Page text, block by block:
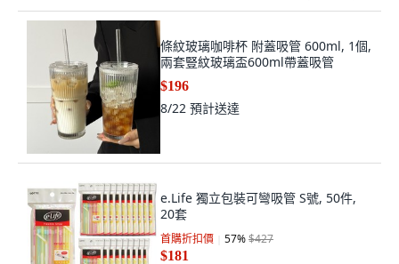
條紋玻璃咖啡杯 附蓋吸管 600ml, 1個,
兩套豎紋玻璃盃600ml帶蓋吸管
$196
8/22 預計送達
e.Life 獨立包裝可彎吸管 S號, 50件,
20套
首購折扣價 57%$427
$181